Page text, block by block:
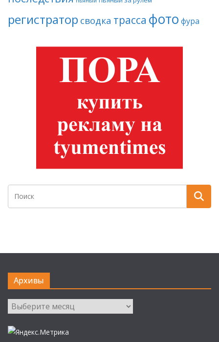
регистратор сводка трасса фото фура
Архивы
Архивы